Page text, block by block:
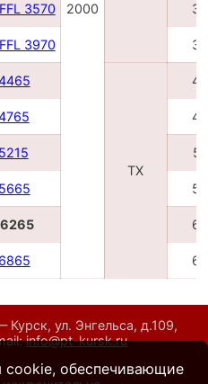
2000
3570
3970
TX
ул. Энгельса, д.109,
info@pt-kursk.ru
cookie, обеспечивающие